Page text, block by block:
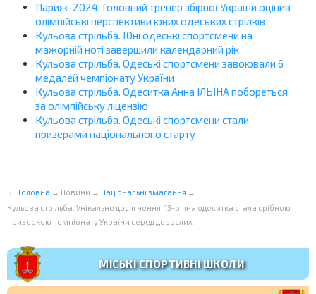
Париж-2024. Головний тренер збірної України оцінив
олімпійські перспективи юних одеських стрілків
Кульова стрільба. Юні одеські спортсмени на
мажорній ноті завершили календарний рік
Кульова стрільба. Одеські спортсмени завоювали 6
медалей чемпіонату України
Кульова стрільба. Одеситка Анна ІЛЬІНА побореться
за олімпійську ліцензію
Кульова стрільба. Одеські спортсмени стали
призерами національного старту
Головна → Новини → Національні змагання →
Кульова стрільба. Унікальне досягнення: 13-річна одеситка стала срібною
призеркою чемпіонату України серед дорослих
МІСЬКІ СПОРТИВНІ ШКОЛИ